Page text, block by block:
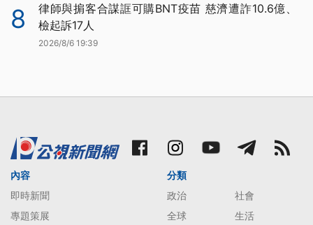
8
律師與掮客合謀誆可購BNT疫苗 慈濟遭詐10.6億、
檢起訴17人
2026/8/6 19:39
內容
即時新聞
專題策展
分類
政治
社會
全球
生活